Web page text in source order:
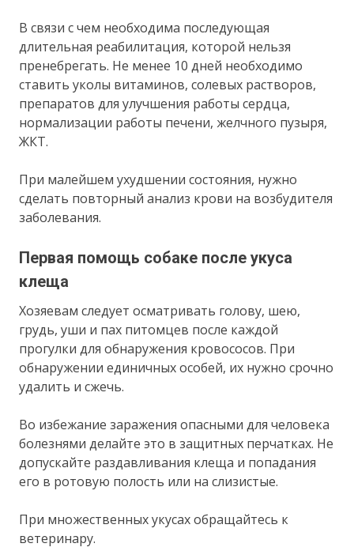
В связи с чем необходима последующая
длительная реабилитация, которой нельзя
пренебрегать. Не менее 10 дней необходимо
ставить уколы витаминов, солевых растворов,
препаратов для улучшения работы сердца,
нормализации работы печени, желчного пузыря,
ЖКТ.
При малейшем ухудшении состояния, нужно
сделать повторный анализ крови на возбудителя
заболевания.
Первая помощь собаке после укуса
клеща
Хозяевам следует осматривать голову, шею,
грудь, уши и пах питомцев после каждой
прогулки для обнаружения кровососов. При
обнаружении единичных особей, их нужно срочно
удалить и сжечь.
Во избежание заражения опасными для человека
болезнями делайте это в защитных перчатках. Не
допускайте раздавливания клеща и попадания
его в ротовую полость или на слизистые.
При множественных укусах обращайтесь к
ветеринару.